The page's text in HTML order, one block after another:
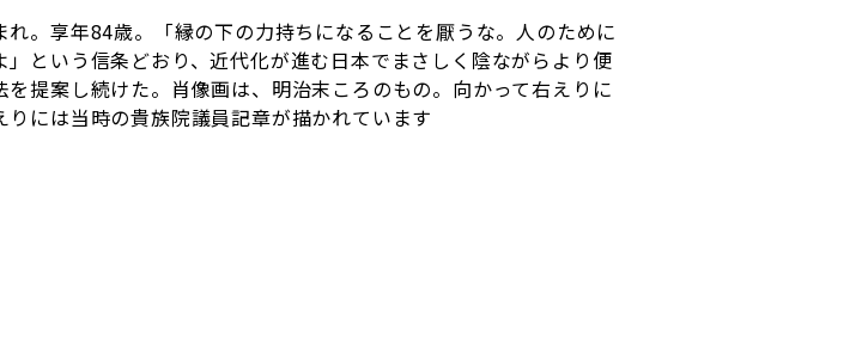
。享年84歳。「縁の下の力持ちになることを厭うな。人のために
」という信条どおり、近代化が進む日本でまさしく陰ながらより便
提案し続けた。肖像画は、明治末ころのもの。向かって右えりに
には当時の貴族院議員記章が描かれています